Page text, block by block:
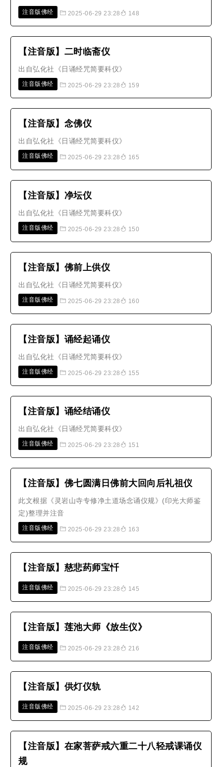
注音版佛经 2025-06-29 23:28 148
【注音版】二时临斋仪
出自弘化社《日诵经咒简要科仪》
注音版佛经 2025-06-29 23:28 159
【注音版】念佛仪
出自弘化社《日诵经咒简要科仪》
注音版佛经 2025-06-29 23:28 165
【注音版】净坛仪
出自弘化社《日诵经咒简要科仪》
注音版佛经 2025-06-29 23:28 150
【注音版】佛前上供仪
出自弘化社《日诵经咒简要科仪》
注音版佛经 2025-06-29 23:28 160
【注音版】诵经起诵仪
出自弘化社《日诵经咒简要科仪》
注音版佛经 2025-06-29 23:28 155
【注音版】诵经结诵仪
出自弘化社《日诵经咒简要科仪》
注音版佛经 2025-06-29 23:28 151
【注音版】佛七圆满日佛前大回向后礼祖仪
此文根据《灵岩山寺专修净土道场念诵仪规》(印光大师鉴
定)整理并注音
注音版佛经 2025-06-29 23:28 163
【注音版】慈悲药师宝忏
注音版佛经 2025-06-29 23:28 145
【注音版】莲池大师《放生仪》
注音版佛经 2025-06-29 23:28 216
【注音版】供灯仪轨
注音版佛经 2025-06-29 23:28 142
【注音版】在家菩萨戒六重二十八轻戒课诵仪
规